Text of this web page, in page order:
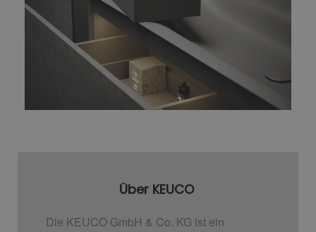
Über KEUCO
Die KEUCO GmbH & Co. KG ist ein